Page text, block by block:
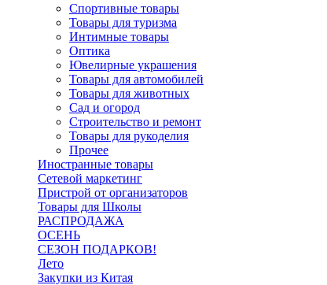
Спортивные товары
Товары для туризма
Интимные товары
Оптика
Ювелирные украшения
Товары для автомобилей
Товары для животных
Сад и огород
Строительство и ремонт
Товары для рукоделия
Прочее
Иностранные товары
Сетевой маркетинг
Пристрой от организаторов
Товары для Школы
РАСПРОДАЖА
ОСЕНЬ
СЕЗОН ПОДАРКОВ!
Лето
Закупки из Китая